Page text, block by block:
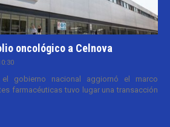
oncológico a Celnova
gobierno nacional aggiornó el marco
farmacéuticas tuvo lugar una transacción